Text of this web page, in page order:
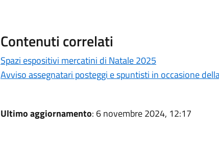
Contenuti correlati
Spazi espositivi mercatini di Natale 2025
Avviso assegnatari posteggi e spuntisti in occasione
Ultimo aggiornamento: 6 novembre 2024, 12:17